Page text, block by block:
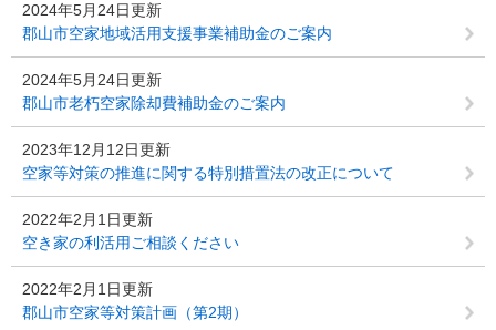
2024年5月24日更新
郡山市空家地域活用支援事業補助金のご案内
2024年5月24日更新
郡山市老朽空家除却費補助金のご案内
2023年12月12日更新
空家等対策の推進に関する特別措置法の改正について
2022年2月1日更新
空き家の利活用ご相談ください
2022年2月1日更新
郡山市空家等対策計画（第2期）